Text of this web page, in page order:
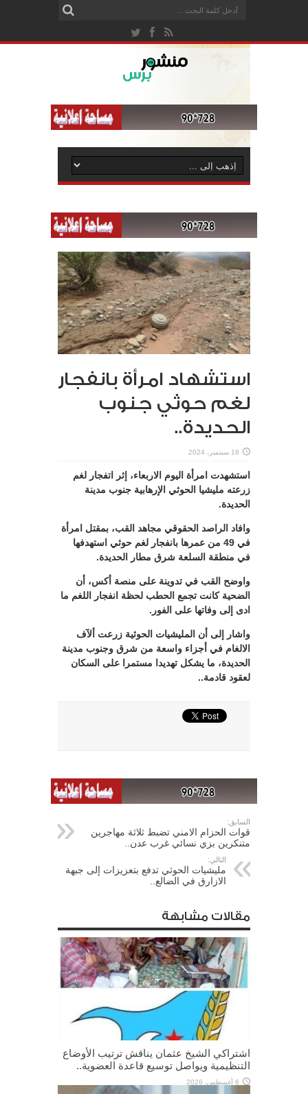
استشهاد امرأة بانفجار
لغم حوثي جنوب
الحديدة..
18 سبتمبر، 2024
استشهدت امرأة اليوم الاربعاء، إثر اتفجار لغم
زرعته مليشيا الحوثي الإرهابية جنوب مدينة
الحديدة.
وافاد الراصد الحقوقي مجاهد القب، بمقتل امرأة
في 49 من عمرها بانفجار لغم حوثي استهدفها
في منطقة السلعة شرق مطار الحديدة.
واوضح القب في تدوينة على منصة أكس، أن
الضحية كانت تجمع الحطب لحظة انفجار اللغم ما
ادى إلى وفاتها على الفور.
واشار إلى أن المليشيات الحوثية زرعت ألآف
الالغام في أجزاء واسعة من شرق وجنوب مدينة
الحديدة، ما يشكل تهديدا مستمرا على السكان
لعقود قادمة..
السابق:
قوات الحزام الامني تضبط ثلاثة مهاجرين
متنكرين بزي نسائي غرب عدن..
التالي:
مليشيات الحوثي تدفع بتعزيزات إلى جبهة
الازارق في الضالع..
مقالات مشابهة
اشتراكي الشيخ عثمان يناقش ترتيب الأوضاع
التنظيمية ويواصل توسيع قاعدة العضوية..
6 أغسطس، 2026